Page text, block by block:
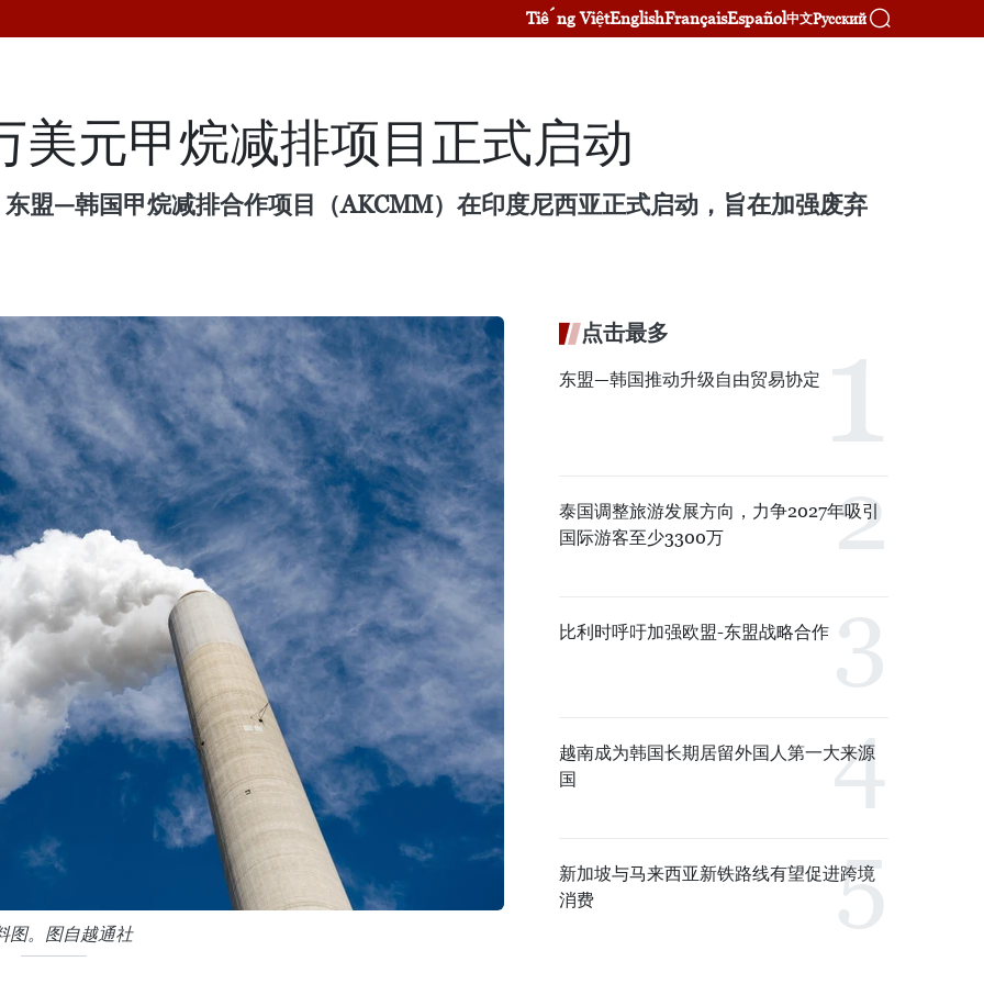
Tiếng ViệtEnglishFrançaisEspañol中文Русский
美元甲烷减排项目正式启动
盟—韩国甲烷减排合作项目（AKCMM）在印度尼西亚正式启动，旨在加强废弃
图。图自越通社
点击最多
东盟—韩国推动升级自由贸易协定
泰国调整旅游发展方向，力争2027年吸引
国际游客至少3300万
比利时呼吁加强欧盟-东盟战略合作
越南成为韩国长期居留外国人第一大来源
国
新加坡与马来西亚新铁路线有望促进跨境
消费